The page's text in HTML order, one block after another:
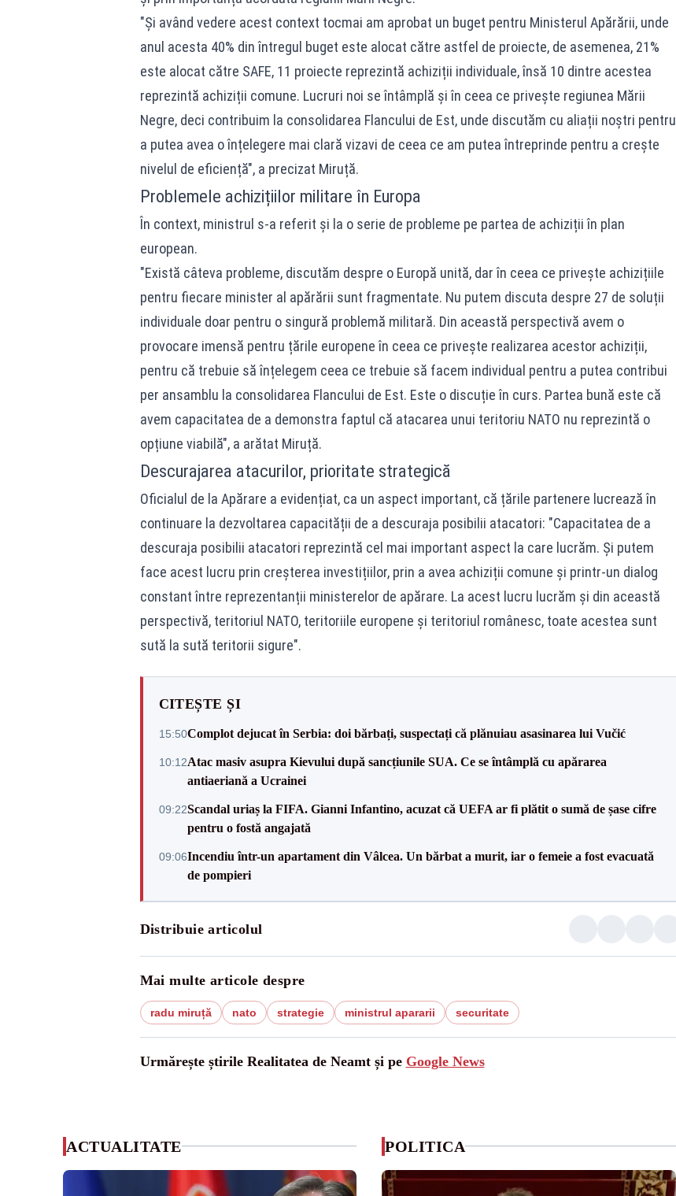
"Și având vedere acest context tocmai am aprobat un buget pentru Ministerul Apărării, unde
anul acesta 40% din întregul buget este alocat către astfel de proiecte, de asemenea, 21%
este alocat către SAFE, 11 proiecte reprezintă achiziții individuale, însă 10 dintre acestea
reprezintă achiziții comune. Lucruri noi se întâmplă și în ceea ce privește regiunea Mării
Negre, deci contribuim la consolidarea Flancului de Est, unde discutăm cu aliații noștri pentru
a putea avea o înțelegere mai clară vizavi de ceea ce am putea întreprinde pentru a crește
nivelul de eficiență", a precizat Miruță.
Problemele achizițiilor militare în Europa
În context, ministrul s-a referit și la o serie de probleme pe partea de achiziții în plan
european.
"Există câteva probleme, discutăm despre o Europă unită, dar în ceea ce privește achizițiile
pentru fiecare minister al apărării sunt fragmentate. Nu putem discuta despre 27 de soluții
individuale doar pentru o singură problemă militară. Din această perspectivă avem o
provocare imensă pentru țările europene în ceea ce privește realizarea acestor achiziții,
pentru că trebuie să înțelegem ceea ce trebuie să facem individual pentru a putea contribui
per ansamblu la consolidarea Flancului de Est. Este o discuție în curs. Partea bună este că
avem capacitatea de a demonstra faptul că atacarea unui teritoriu NATO nu reprezintă o
opțiune viabilă", a arătat Miruță.
Descurajarea atacurilor, prioritate strategică
Oficialul de la Apărare a evidențiat, ca un aspect important, că țările partenere lucrează în
continuare la dezvoltarea capacității de a descuraja posibilii atacatori: "Capacitatea de a
descuraja posibilii atacatori reprezintă cel mai important aspect la care lucrăm. Și putem
face acest lucru prin creșterea investițiilor, prin a avea achiziții comune și printr-un dialog
constant între reprezentanții ministerelor de apărare. La acest lucru lucrăm și din această
perspectivă, teritoriul NATO, teritoriile europene și teritoriul românesc, toate acestea sunt
sută la sută teritorii sigure".
CITEȘTE ȘI
15:50Complot dejucat în Serbia: doi bărbați, suspectați că plănuiau asasinarea lui Vučić
10:12Atac masiv asupra Kievului după sancțiunile SUA. Ce se întâmplă cu apărarea
antiaeriană a Ucrainei
09:22Scandal uriaș la FIFA. Gianni Infantino, acuzat că UEFA ar fi plătit o sumă de șase cifre
pentru o fostă angajată
09:06Incendiu într-un apartament din Vâlcea. Un bărbat a murit, iar o femeie a fost evacuată
de pompieri
Distribuie articolul
Mai multe articole despre
radu miruță nato strategie ministrul apararii securitate
Urmărește știrile Realitatea de Neamt și pe Google News
ACTUALITATE POLITICA